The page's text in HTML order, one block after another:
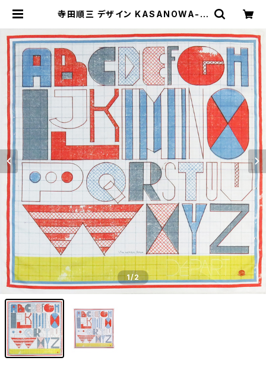
寺田順三 デザイン KASANOWA-M
| KASANOWA
1/2